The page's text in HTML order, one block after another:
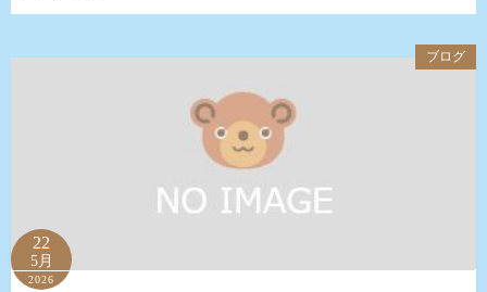
キ
ブログ
22
5月
2026